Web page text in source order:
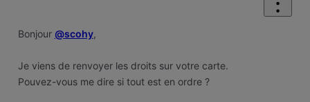
Bonjour @scohy,
Je viens de renvoyer les droits sur votre carte.
Pouvez-vous me dire si tout est en ordre ?